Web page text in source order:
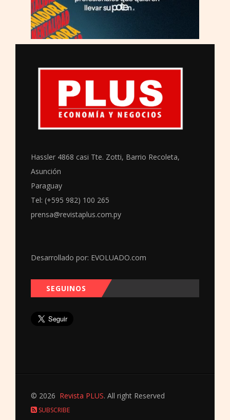
Hassler 4868 casi Tte. Zotti, Barrio Recoleta,
Asunción
Paraguay
Tel: (+595 982) 100 265
prensa@revistaplus.com.py
Desarrollado por: EVOLUADO.com
SEGUINOS
© 2026 Revista PLUS. All right Reserved
SUBSCRIBE